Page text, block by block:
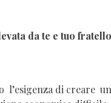
da te e tuo
di creare